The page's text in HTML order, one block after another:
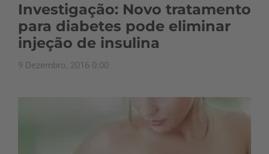
Investigação: Novo tratamento
para diabetes pode eliminar
injeção de insulina
9 Dezembro, 2016 0:00